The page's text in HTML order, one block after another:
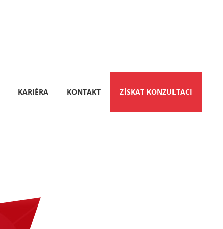
KARIÉRA KONTAKT ZÍSKAT KONZULTACI